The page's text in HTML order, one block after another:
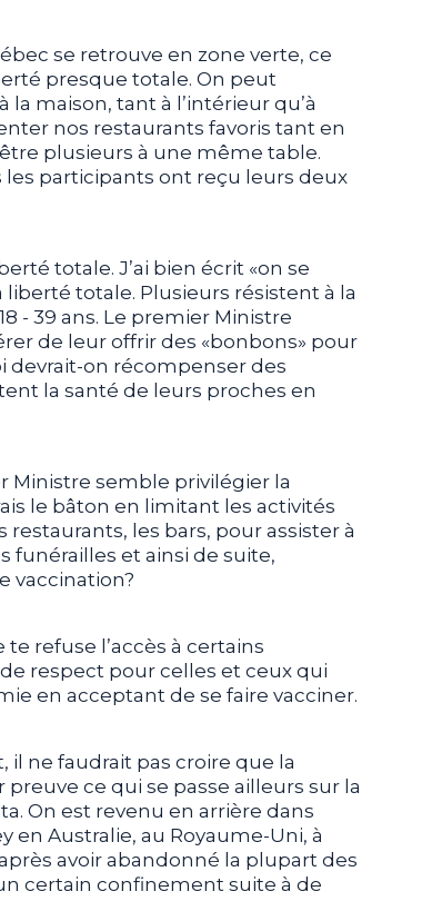
se retrouve en zone verte, ce
presque totale. On peut
maison, tant à l’intérieur qu’à
nos restaurants favoris tant en
plusieurs à une même table.
les participants ont reçu leurs deux
totale. J’ai bien écrit «on se
liberté totale. Plusieurs résistent à la
- 39 ans. Le premier Ministre
de leur offrir des «bonbons» pour
devrait-on récompenser des
la santé de leurs proches en
Ministre semble privilégier la
le bâton en limitant les activités
les bars, pour assister à
funérailles et ainsi de suite,
vaccination?
refuse l’accès à certains
respect pour celles et ceux qui
en acceptant de se faire vacciner.
il ne faudrait pas croire que la
ce qui se passe ailleurs sur la
On est revenu en arrière dans
en Australie, au Royaume-Uni, à
avoir abandonné la plupart des
certain confinement suite à de